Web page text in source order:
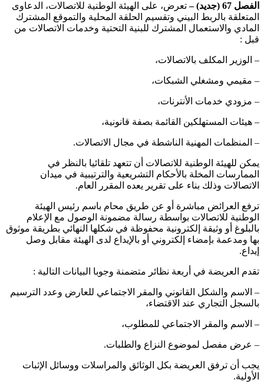
الفصل 67 (جديد) –
تعرض، على الهيئة الوطنية للاتصالات، الدعاوى
المتعلقة بالربط البيني وتقسيم الحلقة المحلية والتموقع المشترك
المادي والاستعمال المشترك للبنية التحتية وخدمات الاتصالات من
قبل :
– الوزير المكلف بالاتصالات،
– مقيمي ومشغلي الشبكات،
– مزودي خدمات الأنترنات،
– هيئات المستهلكين القائمة بصفة قانونية،
– المنظمات المهنية الناشطة في مجال الاتصالات.
يمكن للهيئة الوطنية للاتصالات أن تتعهد تلقائيا بالنظر في
الممارسات المخلة بالأحكام التشريعية والترتيبية في ميدان
الاتصالات وذلك بناء على تقرير يعده المقرر العام.
ترفع العرائض مباشرة أو عن طريق محام باسم رئيس الهيئة
الوطنية للاتصالات بواسطة رسالة مضمونة الوصول مع الإعلام
بالبلوغ أو وثيقة إلكترونية محفوظة في شكلها النهائي بطريقة موثوق
بها ومدعمة بإمضاء إلكتروني أو بالإيداع لدى الهيئة مقابل وصل
إيداع.
تقدم العريضة في أربعة نظائر متضمنة وجوبا البيانات التالية :
– الاسم والشكل القانوني والمقر الاجتماعي للعارض وعدد الترسيم
بالسجل التجاري عند الاقتضاء،
– الاسم والمقر الاجتماعي للمطلوب،
– عرض مفصل لموضوع النزاع والطلبات.
يجب أن ترفق العريضة بكل الوثائق والمراسلات ووسائل الإثبات
الأولية.